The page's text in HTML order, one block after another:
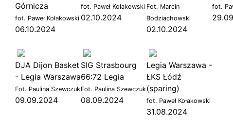
Górnicza
fot. Paweł Kołakowski
06.10.2024
fot. Paweł Kołakowski
02.10.2024
Fot. Marcin
Bodziachowski
02.10.2024
fot.
DJA Dijon Basket
- Legia Warszawa
Fot. Paulina Szewczuk
09.09.2024
SIG Strasbourg
66:72 Legia
Fot. Paulina Szewczuk
08.09.2024
Legia Warszawa -
ŁKS Łódź
(sparing)
fot. Paweł Kołakowski
31.08.2024